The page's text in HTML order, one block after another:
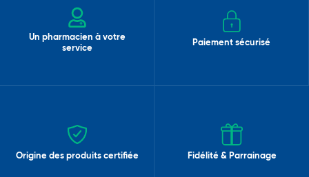
Un pharmacien à votre
service
Paiement sécurisé
Origine des produits certifiée Fidélité & Parrainage